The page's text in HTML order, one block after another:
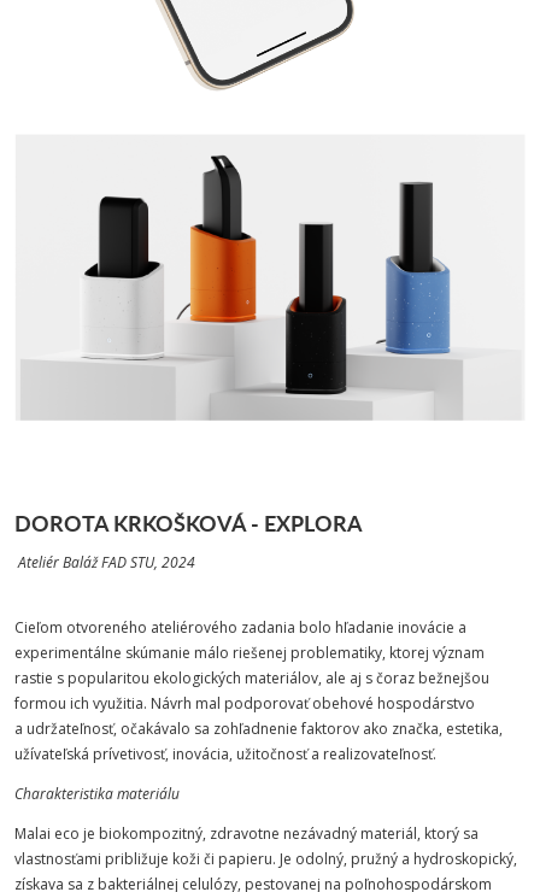
DOROTA KRKOŠKOVÁ - EXPLORA
Ateliér Baláž FAD STU, 2024
Cieľom otvoreného ateliérového zadania bolo hľadanie inovácie a
experimentálne skúmanie málo riešenej problematiky, ktorej význam
rastie s popularitou ekologických materiálov, ale aj s čoraz bežnejšou
formou ich využitia. Návrh mal podporovať obehové hospodárstvo
a udržateľnosť, očakávalo sa zohľadnenie faktorov ako značka, estetika,
užívateľská prívetivosť, inovácia, užitočnosť a realizovateľnosť.
Charakteristika materiálu
Malai eco je biokompozitný, zdravotne nezávadný materiál, ktorý sa
vlastnosťami približuje koži či papieru. Je odolný, pružný a hydroskopický,
získava sa z bakteriálnej celulózy, pestovanej na poľnohospodárskom